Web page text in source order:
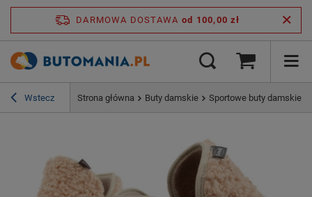
DARMOWA DOSTAWA od 100,00 zł
Wstecz Strona główna Buty damskie Sportowe buty damskie